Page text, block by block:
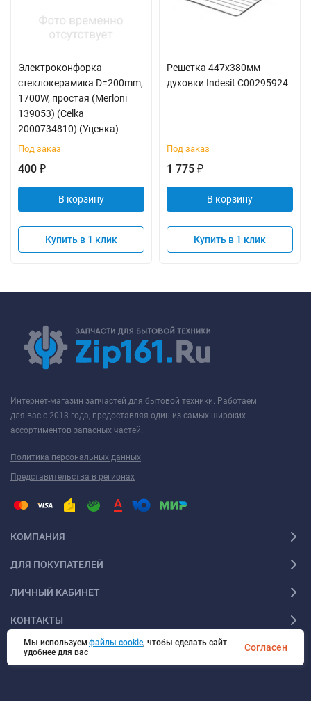
Электроконфорка
стеклокерамика D=200mm,
1700W, простая (Merloni
139053) (Celka
2000734810) (Уценка)
Под заказ
400 ₽
В корзину
Купить в 1 клик
Решетка 447x380мм
духовки Indesit C00295924
Под заказ
1 775 ₽
В корзину
Купить в 1 клик
Интернет-магазин запчастей для бытовой техники. Работаем
для вас с 2013 года, предоставляя один из самых широких
ассортиментов запасных частей.
Политика персональных данных
Представительства в регионах
КОМПАНИЯ
ДЛЯ ПОКУПАТЕЛЕЙ
ЛИЧНЫЙ КАБИНЕТ
КОНТАКТЫ
Мы используемфайлы cookie, чтобы сделать сайт
удобнее для вас
Согласен